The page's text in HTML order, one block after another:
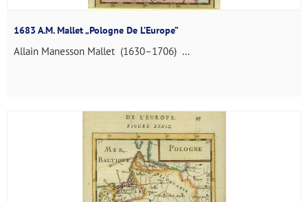
1683 A.M. Mallet „Pologne De L’Europe”
Allain Manesson Mallet (1630–1706) ...